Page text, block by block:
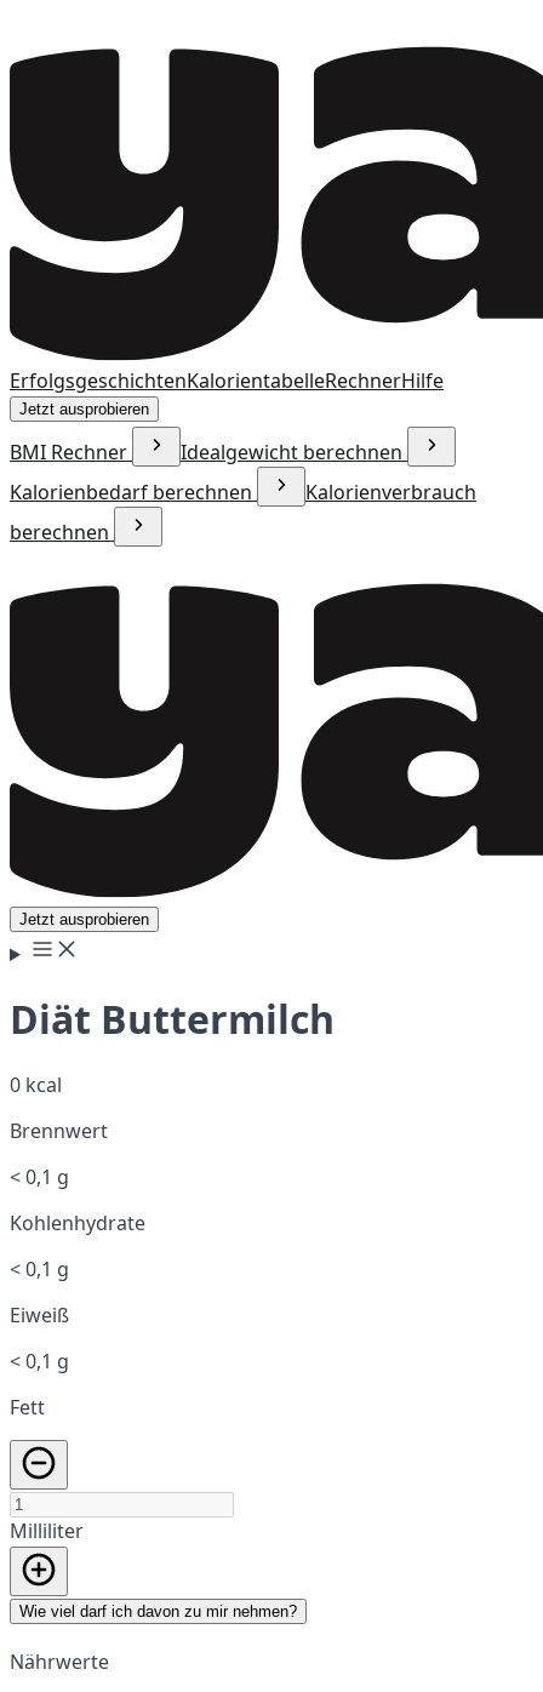
ErfolgsgeschichtenKalorientabelleRechnerHilfe
Jetzt ausprobieren
BMI Rechner
Idealgewicht berechnen
Kalorienbedarf berechnen
Kalorienverbrauch
berechnen
Jetzt ausprobieren
Diät Buttermilch
0 kcal
Brennwert
< 0,1 g
Kohlenhydrate
< 0,1 g
Eiweiß
< 0,1 g
Fett
Milliliter
Wie viel darf ich davon zu mir nehmen?
Nährwerte